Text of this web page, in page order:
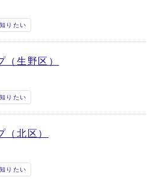
りたい
（生野区）
りたい
（北区）
りたい